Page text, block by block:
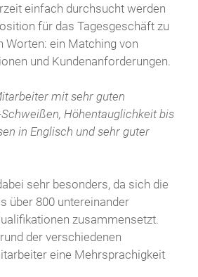
einfach durchsucht werden
für das Tagesgeschäft zu
Worten: ein Matching von
und Kundenanforderungen.
mit sehr guten
Höhentauglichkeit bis
in Englisch und sehr guter
sehr besonders, da sich die
über 800 untereinander
zusammensetzt.
der verschiedenen
eine Mehrsprachigkeit